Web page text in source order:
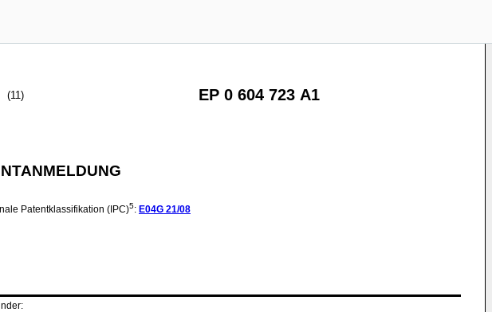
(11) EP 0 604 723 A1
Patentklassifikation (IPC)5: E04G 21/08